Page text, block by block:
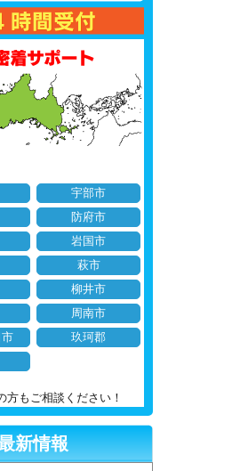
宇部市
防府市
岩国市
萩市
柳井市
周南市
玖珂郡
方もご相談ください！
新情報